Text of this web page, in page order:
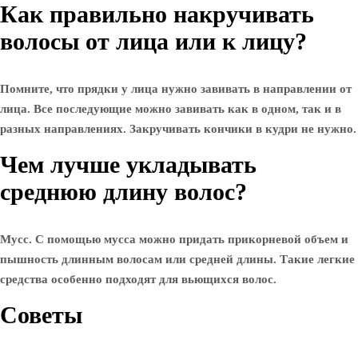
Как правильно накручивать
волосы от лица или к лицу?
Помните, что прядки у лица нужно завивать в направлении от
лица. Все последующие можно завивать как в одном, так и в
разных направлениях. Закручивать кончики в кудри не нужно.
Чем лучше укладывать
среднюю длину волос?
Мусс. С помощью мусса можно придать прикорневой объем и
пышность длинным волосам или средней длины. Такие легкие
средства особенно подходят для вьющихся волос.
Советы